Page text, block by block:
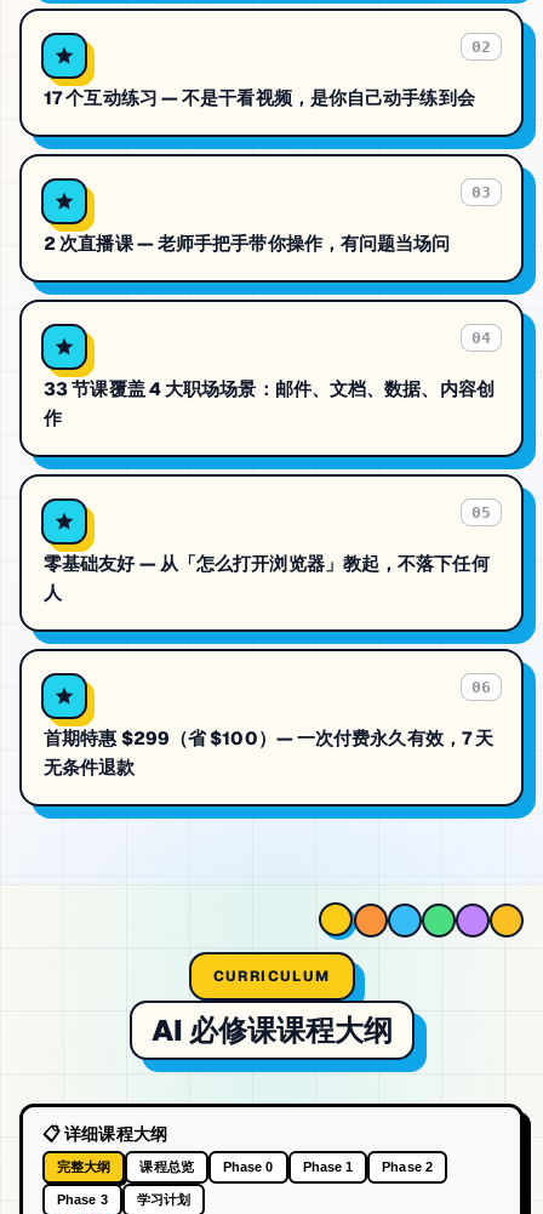
02
17 个互动练习 — 不是干看视频，是你自己动手练到会
03
2 次直播课 — 老师手把手带你操作，有问题当场问
04
33 节课覆盖 4 大职场场景：邮件、文档、数据、内容创
作
05
零基础友好 — 从「怎么打开浏览器」教起，不落下任何
人
06
首期特惠 $299（省 $100）— 一次付费永久有效，7 天
无条件退款
CURRICULUM
AI 必修课课程大纲
📋 详细课程大纲
完整大纲 课程总览 Phase 0 Phase 1 Phase 2
Phase 3 学习计划